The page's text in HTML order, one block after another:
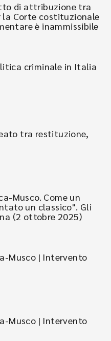
di attribuzione tra
la Corte costituzionale
è inammissibile
criminale in Italia
tra restituzione,
Musco. Come un
un classico". Gli
(2 ottobre 2025)
Musco | Intervento
Musco | Intervento